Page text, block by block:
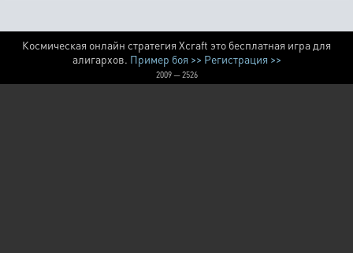
Космическая онлайн стратегия Xcraft это бесплатная игра для
алигархов. Пример боя >> Регистрация >>
2009 — 2526